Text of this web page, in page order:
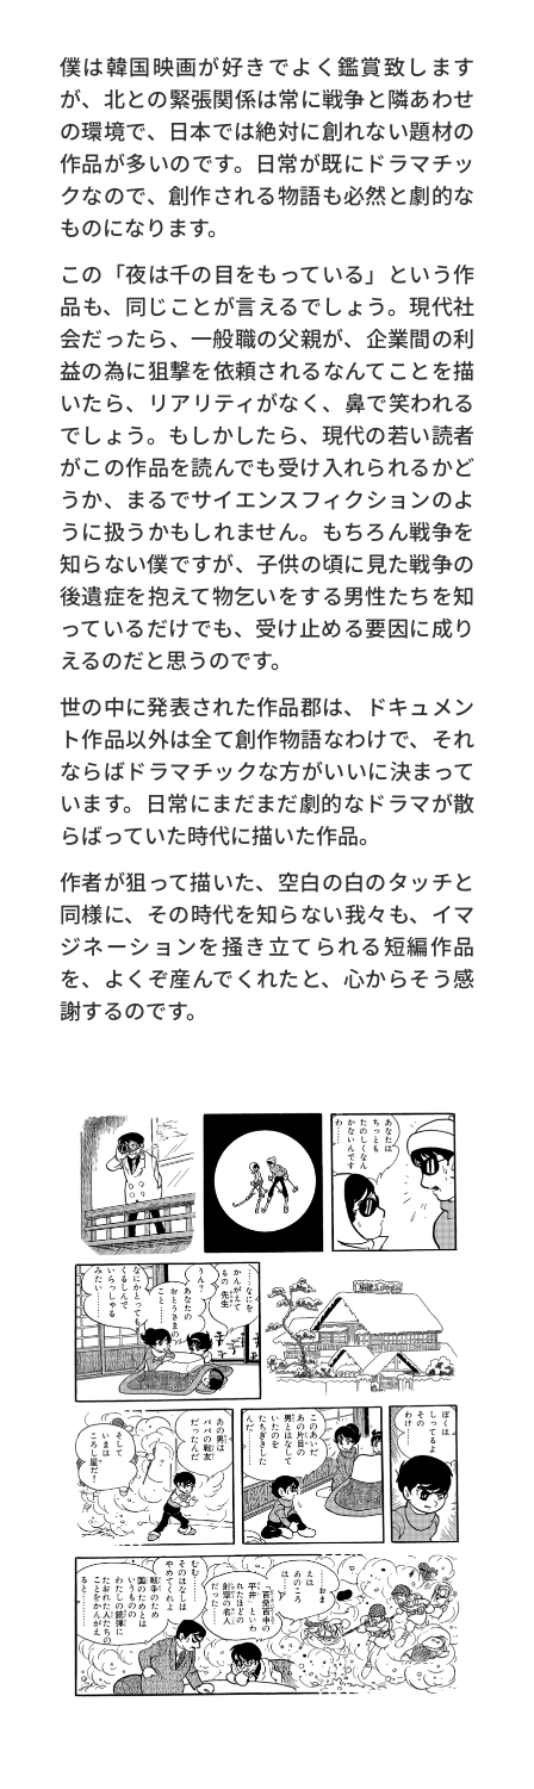
僕は韓国映画が好きでよく鑑賞致します
が、北との緊張関係は常に戦争と隣あわせ
の環境で、日本では絶対に創れない題材の
作品が多いのです。日常が既にドラマチッ
クなので、創作される物語も必然と劇的な
ものになります。
この「夜は千の目をもっている」という作
品も、同じことが言えるでしょう。現代社
会だったら、一般職の父親が、企業間の利
益の為に狙撃を依頼されるなんてことを描
いたら、リアリティがなく、鼻で笑われる
でしょう。もしかしたら、現代の若い読者
がこの作品を読んでも受け入れられるかど
うか、まるでサイエンスフィクションのよ
うに扱うかもしれません。もちろん戦争を
知らない僕ですが、子供の頃に見た戦争の
後遺症を抱えて物乞いをする男性たちを知
っているだけでも、受け止める要因に成り
えるのだと思うのです。
世の中に発表された作品郡は、ドキュメン
ト作品以外は全て創作物語なわけで、それ
ならばドラマチックな方がいいに決まって
います。日常にまだまだ劇的なドラマが散
らばっていた時代に描いた作品。
作者が狙って描いた、空白の白のタッチと
同様に、その時代を知らない我々も、イマ
ジネーションを掻き立てられる短編作品
を、よくぞ産んでくれたと、心からそう感
謝するのです。